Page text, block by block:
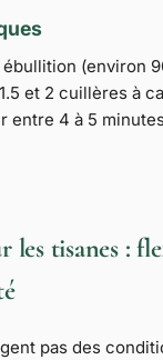
ébullition (environ
et 2 cuillères à
entre 4 à 5
les tisanes :
pas des